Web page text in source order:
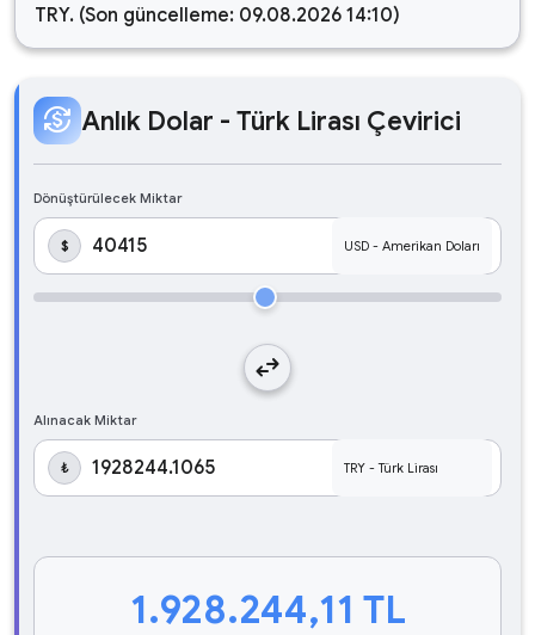
TRY. (Son güncelleme: 09.08.2026 14:10)
currency_exchange Anlık Dolar - Türk Lirası Çevirici
Dönüştürülecek Miktar
$
swap_horiz
Alınacak Miktar
₺
1.928.244,11 TL